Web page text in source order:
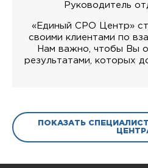
Руководитель
«Единый СРО Центр»
своими клиентами по
Нам важно, чтобы Вы
результатами, которых
ПОКАЗАТЬ